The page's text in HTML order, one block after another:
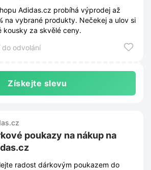
Adidas.cz probíhá výprodej až
na vybrané produkty. Nečekej a ulov si
kousky za skvělé ceny.
do odvolání
Získejte slevu
poukazy na nákup na
radost dárkovým poukazem do